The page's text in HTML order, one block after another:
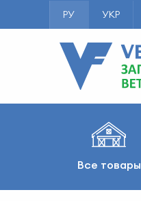
РУ УКР
Все товары